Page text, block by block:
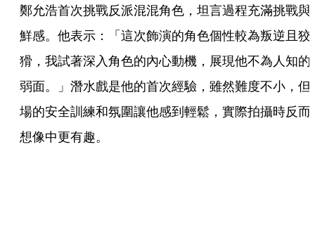
鄭允浩首次挑戰反派混混角色，坦言過程充滿挑戰與
鮮感。他表示：「這次飾演的角色個性較為叛逆且狡
猾，我試著深入角色的內心動機，展現他不為人知的
弱面。」潛水戲是他的首次經驗，雖然難度不小，但
場的安全訓練和氛圍讓他感到輕鬆，實際拍攝時反而
想像中更有趣。